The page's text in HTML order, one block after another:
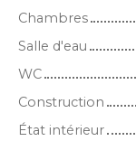
Chambres
Salle d'eau
WC
Construction
État intérieur